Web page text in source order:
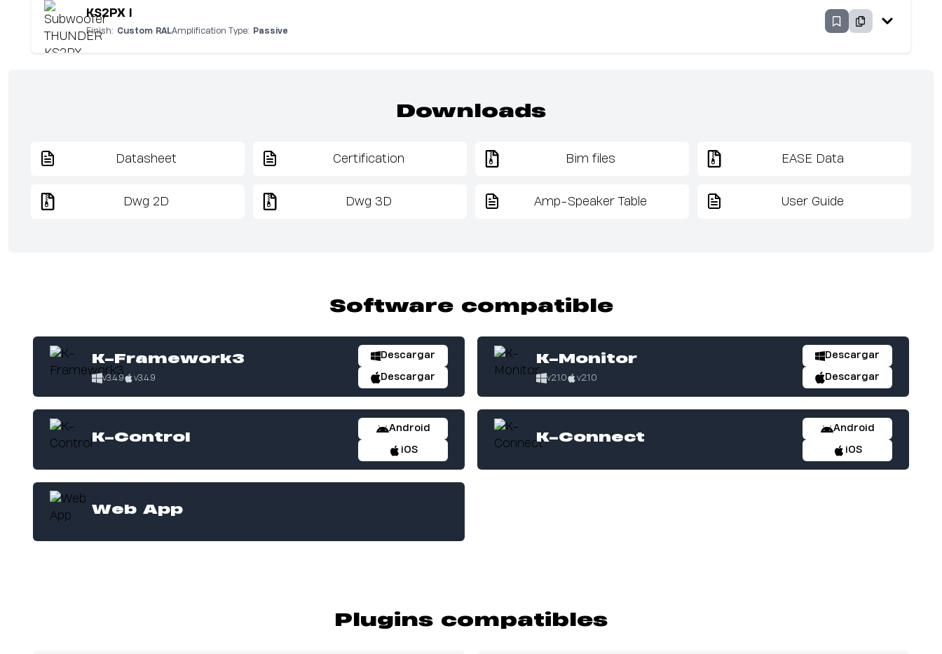
KS2PX I
Finish: Custom RALAmplification Type: Passive
Downloads
Datasheet Certification Bim files EASE Data
Dwg 2D Dwg 3D Amp-Speaker Table User Guide
Software compatible
K-Framework3
v3.4.9 v3.4.9
Descargar
Descargar
K-Monitor
v2.1.0 v2.1.0
Descargar
Descargar
K-Control
Android
iOS
K-Connect
Android
iOS
Web App
Plugins compatibles